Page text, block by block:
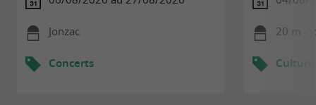
Jonzac
Concerts
20 m -
Culture